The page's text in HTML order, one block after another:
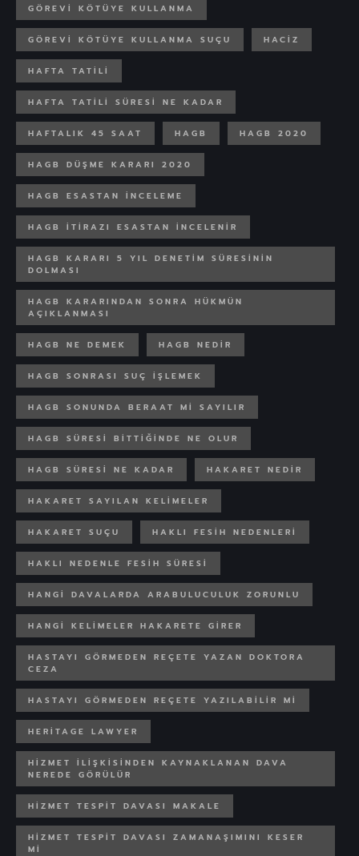
GÖREVI KÖTÜYE KULLANMA
GÖREVI KÖTÜYE KULLANMA SUÇU HACIZ
HAFTA TATILI
HAFTA TATILI SÜRESI NE KADAR
HAFTALIK 45 SAAT HAGB HAGB 2020
HAGB DÜŞME KARARI 2020
HAGB ESASTAN INCELEME
HAGB ITIRAZI ESASTAN INCELENIR
HAGB KARARI 5 YIL DENETIM SÜRESININ
DOLMASI
HAGB KARARINDAN SONRA HÜKMÜN
AÇIKLANMASI
HAGB NE DEMEK HAGB NEDIR
HAGB SONRASI SUÇ IŞLEMEK
HAGB SONUNDA BERAAT MI SAYILIR
HAGB SÜRESI BITTIĞINDE NE OLUR
HAGB SÜRESI NE KADAR HAKARET NEDIR
HAKARET SAYILAN KELIMELER
HAKARET SUÇU HAKLI FESIH NEDENLERI
HAKLI NEDENLE FESIH SÜRESI
HANGI DAVALARDA ARABULUCULUK ZORUNLU
HANGI KELIMELER HAKARETE GIRER
HASTAYI GÖRMEDEN REÇETE YAZAN DOKTORA
CEZA
HASTAYI GÖRMEDEN REÇETE YAZILABILIR MI
HERITAGE LAWYER
HIZMET ILIŞKISINDEN KAYNAKLANAN DAVA
NEREDE GÖRÜLÜR
HIZMET TESPIT DAVASI MAKALE
HIZMET TESPIT DAVASI ZAMANAŞIMINI KESER
MI